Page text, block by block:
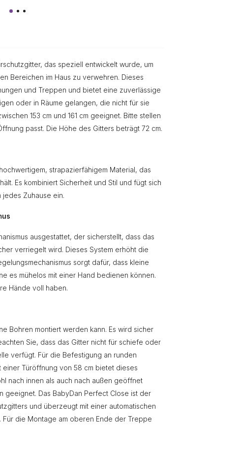
das speziell entwickelt wurde, um
Bereichen im Haus zu verwehren. Dieses
und Treppen und bietet eine zuverlässige
oder in Räume gelangen, die nicht für sie
153 cm und 161 cm geeignet. Bitte stellen
passt. Die Höhe des Gitters beträgt 72 cm.
strapazierfähigem Material, das
Es kombiniert Sicherheit und Stil und fügt sich
jedes Zuhause ein.
ausgestattet, der sicherstellt, dass das
verriegelt wird. Dieses System erhöht die
sorgt dafür, dass kleine
es mühelos mit einer Hand bedienen können.
Hände voll haben.
Bohren montiert werden kann. Es wird sicher
Sie, dass das Gitter nicht für schiefe oder
verfügt. Für die Befestigung an runden
Türöffnung von 58 cm bietet dieses
nach innen als auch nach außen geöffnet
geeignet. Das BabyDan Perfect Close ist der
und überzeugt mit einer automatischen
die Montage am oberen Ende der Treppe